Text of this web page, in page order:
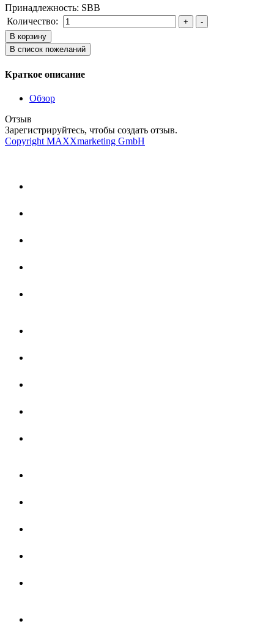
Принадлежность: SBB
Количество:
Краткое описание
Обзор
Отзыв
Зарегистрируйтесь, чтобы создать отзыв.
Copyright MAXXmarketing GmbH